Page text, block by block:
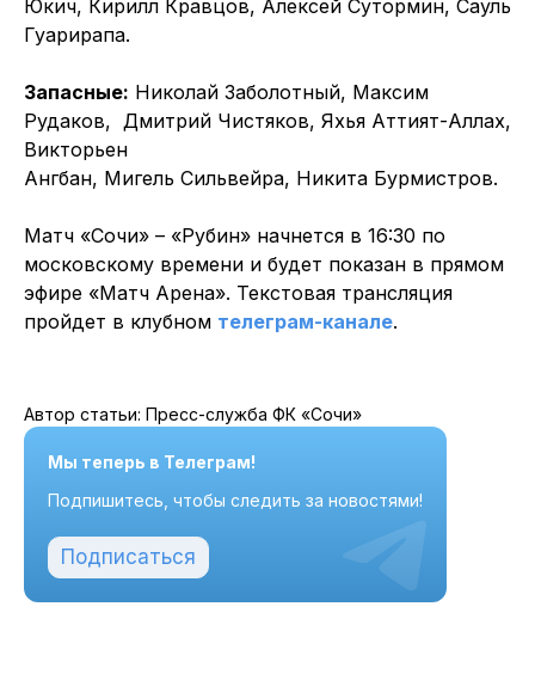
Юкич, Кирилл Кравцов, Алексей Сутормин, Сауль
Гуарирапа.
Запасные: Николай Заболотный, Максим
Рудаков, Дмитрий Чистяков, Яхья Аттият-Аллах,
Викторьен
Ангбан, Мигель Сильвейра, Никита Бурмистров.
Матч «Сочи» – «Рубин» начнется в 16:30 по
московскому времени и будет показан в прямом
эфире «Матч Арена». Текстовая трансляция
пройдет в клубном телеграм-канале.
Автор статьи: Пресс-служба ФК «Сочи»
Мы теперь в Телеграм!
Подпишитесь, чтобы следить за новостями!
Подписаться